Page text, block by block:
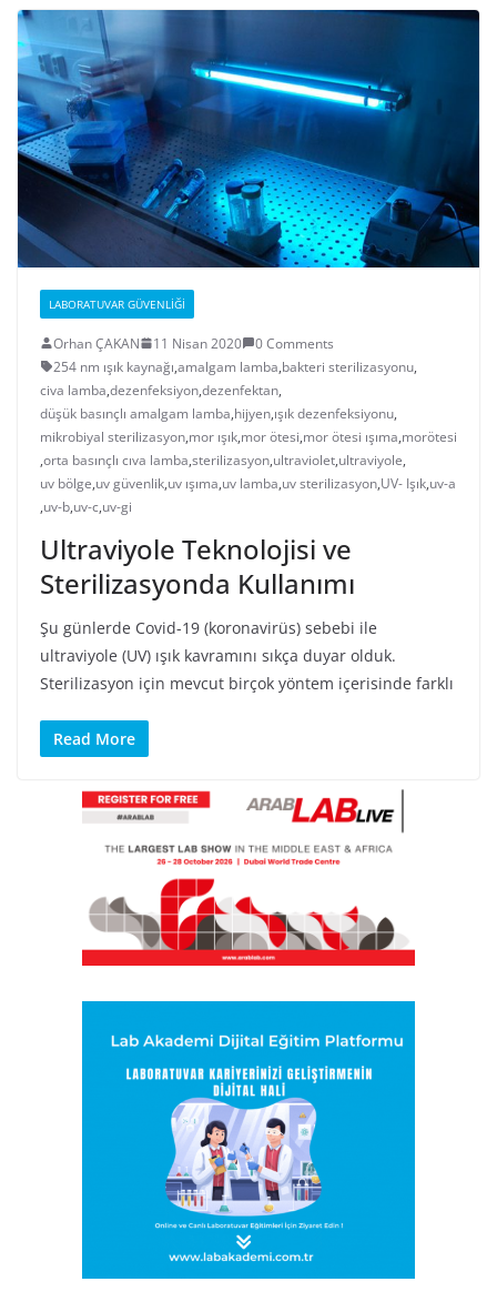
LABORATUVAR GÜVENLIĞI
Orhan ÇAKAN 11 Nisan 2020
0 Comments
254 nm ışık kaynağı,amalgam lamba,bakteri sterilizasyonu,
civa lamba,dezenfeksiyon,dezenfektan,
düşük basınçlı amalgam lamba,hijyen,ışık dezenfeksiyonu,
mikrobiyal sterilizasyon,mor ışık,mor ötesi,mor ötesi ışıma,morötesi
,orta basınçlı cıva lamba,sterilizasyon,ultraviolet,ultraviyole,
uv bölge,uv güvenlik,uv ışıma,uv lamba,uv sterilizasyon,UV- Işık,uv-a
,uv-b,uv-c,uv-gi
Ultraviyole Teknolojisi ve
Sterilizasyonda Kullanımı
Şu günlerde Covid-19 (koronavirüs) sebebi ile
ultraviyole (UV) ışık kavramını sıkça duyar olduk.
Sterilizasyon için mevcut birçok yöntem içerisinde farklı
Read More